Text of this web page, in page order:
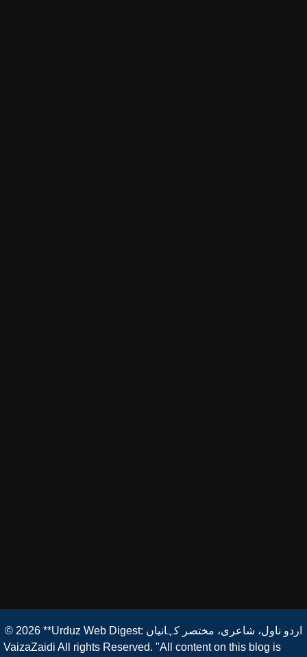
© 2026
**Urduz Web Digest: اردو ناول، شاعری، مختصر کہانیاں
VaizaZaidi All rights Reserved. "All content on this blog is